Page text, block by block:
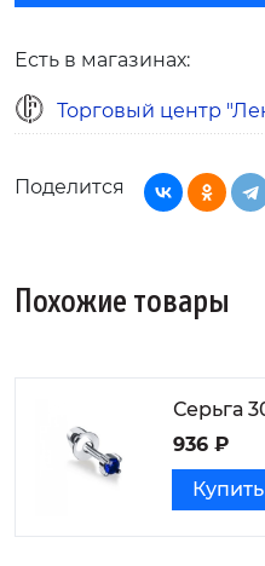
Есть в магазинах:
Торговый центр
Поделится
Похожие товары
Серьга
936 ₽
Купить